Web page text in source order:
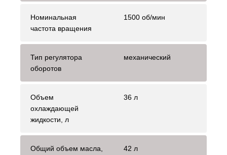
Номинальная
частота вращения
1500 об/мин
Тип регулятора
оборотов
механический
Объем
охлаждающей
жидкости, л
36 л
Общий объем масла,
42 л